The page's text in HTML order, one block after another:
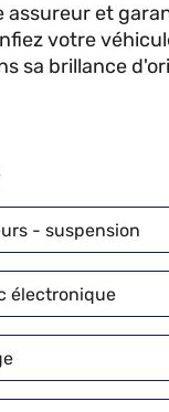
assureur et
votre
sa brillance
- suspension
électronique